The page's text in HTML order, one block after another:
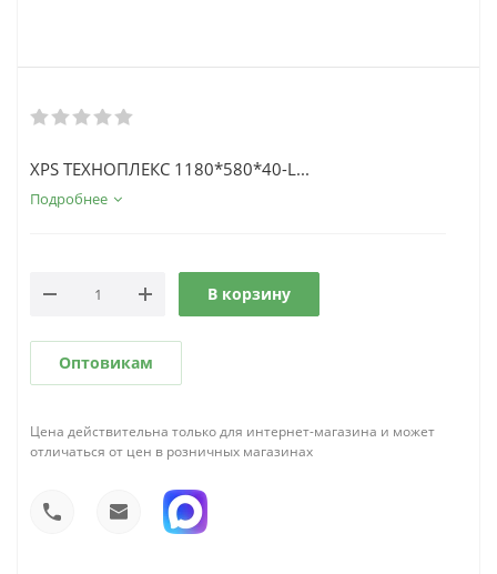
XPS ТЕХНОПЛЕКС 1180*580*40-L...
Подробнее
В корзину
Оптовикам
Цена действительна только для интернет-магазина и может
отличаться от цен в розничных магазинах